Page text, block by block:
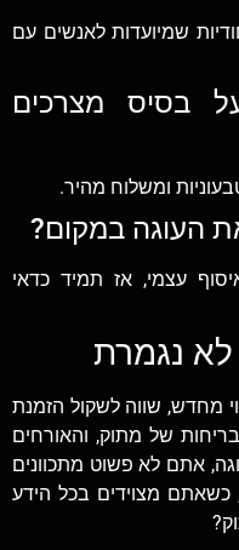
שמיועדות לאנשים עם
בסיס מצרכים
ומשלוח מהיר.
העוגה במקום?
עצמי, אז תמיד כדאי
לא נגמרת
מחדש, שווה לשקול הזמנת
של מתוק, והאורחים
אתם לא פשוט מתכוונים
כשאתם מצוידים בכל הידע